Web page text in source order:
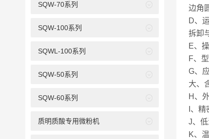
边角
D、
拆卸
E、
F、
G、
大、
H、
I、
J、
K、
SQW-70系列
SQW-100系列
SQWL-100系列
SQW-50系列
SQW-60系列
质明质酸专用微粉机